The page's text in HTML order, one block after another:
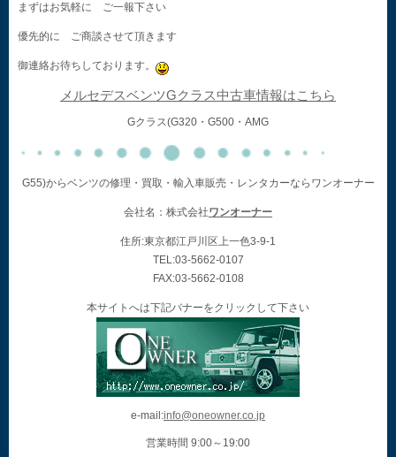
まずはお気軽に ご一報下さい
優先的に ご商談させて頂きます
御連絡お待ちしております。
メルセデスベンツGクラス中古車情報はこちら
Gクラス(G320・G500・AMG
G55)からベンツの修理・買取・輸入車販売・レンタカーならワンオーナー
会社名：株式会社ワンオーナー
住所:東京都江戸川区上一色3-9-1
TEL:03-5662-0107
FAX:03-5662-0108
本サイトへは下記バナーをクリックして下さい
e-mail:info@oneowner.co.jp
営業時間 9:00～19:00